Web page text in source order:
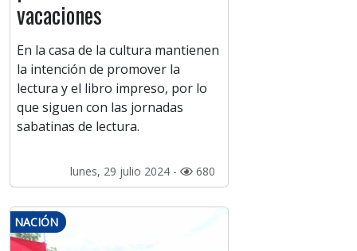
vacaciones
En la casa de la cultura mantienen
la intención de promover la
lectura y el libro impreso, por lo
que siguen con las jornadas
sabatinas de lectura.
lunes, 29 julio 2024 - 680
NACIÓN